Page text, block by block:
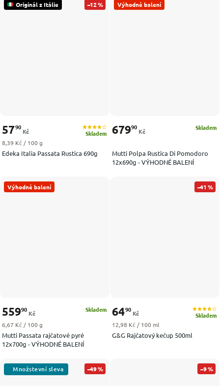
Originál z Itálie –12 %
Edeka Italia Passata Rustica 690g
Skladem
5790
Kč
Měrná cena:
8,39 Kč / 100 g
Výhodné balení
Mutti Polpa Rustica Di Pomodoro
12x690g - VÝHODNÉ BALENÍ
Skladem
67990
Kč
Výhodné balení
Mutti Passata rajčatové pyré
12x700g - VÝHODNÉ BALENÍ
Skladem
55990
Kč
Měrná cena:
6,67 Kč / 100 g
–41 %
G&G Rajčatový kečup 500ml
Skladem
6490
Kč
Měrná cena:
12,98 Kč / 100 ml
–49 % –9 %